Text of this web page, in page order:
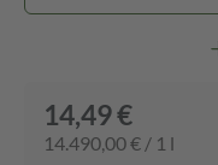
14,49 €
14.490,00 € / 1 l